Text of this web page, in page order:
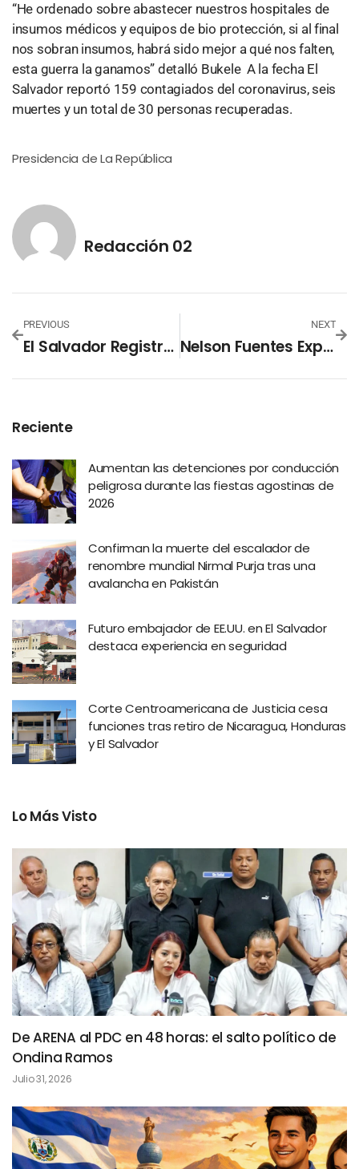
“He ordenado sobre abastecer nuestros hospitales de
insumos médicos y equipos de bio protección, si al final
nos sobran insumos, habrá sido mejor a qué nos falten,
esta guerra la ganamos” detalló Bukele A la fecha El
Salvador reportó 159 contagiados del coronavirus, seis
muertes y un total de 30 personas recuperadas.
Presidencia de La República
Redacción 02
PREVIOUS
El Salvador Registra 30 Personas Recuperadas Por Covid-19
NEXT
Nelson Fuentes Explica Que El Gobierno Trabaja En Un Plan Integral Para Recuperar La Economía Del País
Reciente
Aumentan las detenciones por conducción
peligrosa durante las fiestas agostinas de
2026
Confirman la muerte del escalador de
renombre mundial Nirmal Purja tras una
avalancha en Pakistán
Futuro embajador de EE.UU. en El Salvador
destaca experiencia en seguridad
Corte Centroamericana de Justicia cesa
funciones tras retiro de Nicaragua, Honduras
y El Salvador
Lo Más Visto
De ARENA al PDC en 48 horas: el salto político de
Ondina Ramos
Julio 31, 2026